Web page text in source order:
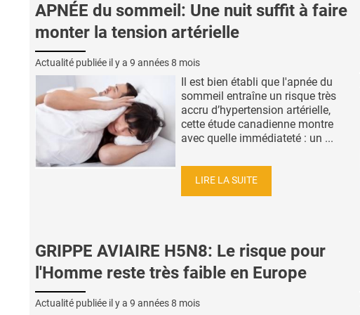
APNÉE du sommeil: Une nuit suffit à faire
monter la tension artérielle
Actualité publiée il y a 9 années 8 mois
Il est bien établi que l'apnée du
sommeil entraîne un risque très
accru d’hypertension artérielle,
cette étude canadienne montre
avec quelle immédiateté : un ...
LIRE LA SUITE
GRIPPE AVIAIRE H5N8: Le risque pour
l'Homme reste très faible en Europe
Actualité publiée il y a 9 années 8 mois